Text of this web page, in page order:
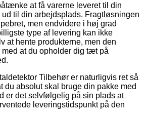
at få varerne leveret til din
til din arbejdsplads. Fragtløsningen
men endvidere i høj grad
type af levering kan ikke
at hente produkterne, men den
med at du opholder dig tæt på
Tilbehør er naturligvis ret så
du absolut skal bruge din pakke med
er det selvfølgelig på sin plads at
leveringstidspunkt på den